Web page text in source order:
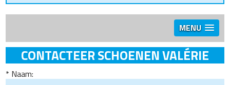
MENU
CONTACTEER SCHOENEN VALÉRIE
Naam: